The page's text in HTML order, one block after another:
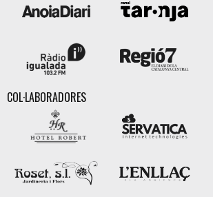
COL·LABORADORES